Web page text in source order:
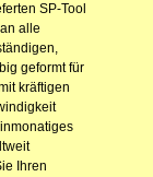
SP-Tool
alle
geformt für
kräftigen
Ihren